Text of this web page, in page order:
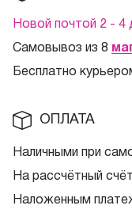
Новой почтой 2 - 4
Самовывоз из 8
Бесплатно
ОПЛАТА
Наличными при
На рассчётный счёт
Наложенным